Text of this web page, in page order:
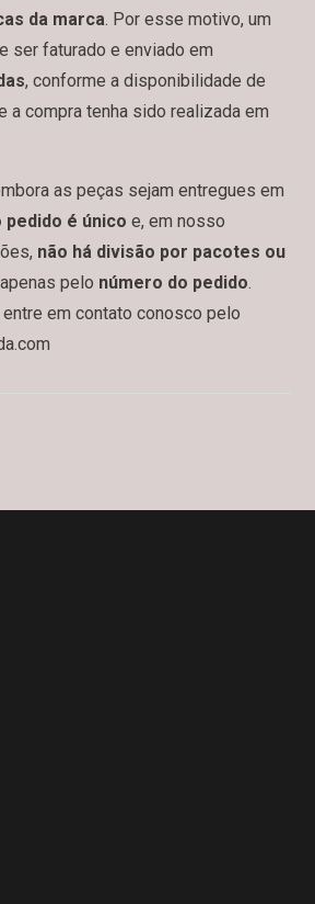
da marca. Por esse motivo, um
ser faturado e enviado em
, conforme a disponibilidade de
a compra tenha sido realizada em
as peças sejam entregues em
pedido é único e, em nosso
não há divisão por pacotes ou
pelo número do pedido.
em contato conosco pelo